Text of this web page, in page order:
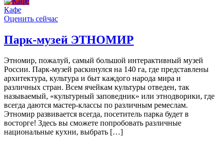
Кафе
Оценить сейчас
Парк-музей ЭТНОМИР
Этномир, пожалуй, самый большой интерактивный музей
России. Парк-музей раскинулся на 140 га, где представлены
архитектура, культура и быт каждого народа мира и
различных стран. Всем ячейкам культуры отведен, так
называемый, «культурный заповедник» или этнодворики, где
всегда даются мастер-классы по различным ремеслам.
Этномир развивается всегда, посетитель парка будет в
восторге! Здесь вы сможете попробовать различные
национальные кухни, выбрать […]